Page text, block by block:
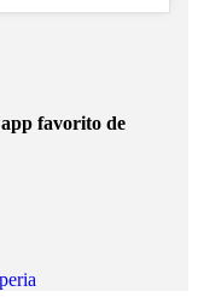
app favorito de